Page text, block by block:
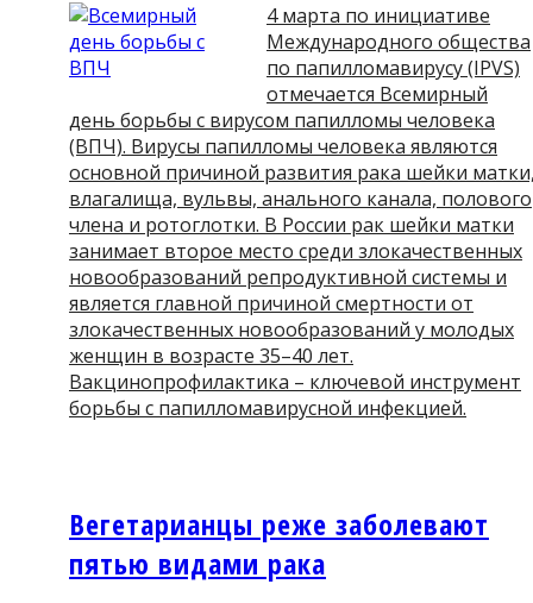
4 марта по инициативе
Международного общества
по папилломавирусу (IPVS)
отмечается Всемирный
день борьбы с вирусом папилломы человека
(ВПЧ). Вирусы папилломы человека являются
основной причиной развития рака шейки
влагалища, вульвы, анального канала, полового
члена и ротоглотки. В России рак шейки матки
занимает второе место среди злокачественных
новообразований репродуктивной системы и
является главной причиной смертности от
злокачественных новообразований у молодых
женщин в возрасте 35–40 лет.
Вакцинопрофилактика – ключевой инструмент
борьбы с папилломавирусной инфекцией.
Вегетарианцы реже заболевают
пятью видами рака